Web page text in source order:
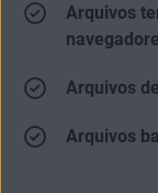
Arquivos
Arquivos
Arquivos